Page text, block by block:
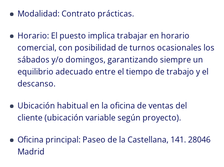
Modalidad: Contrato prácticas.
Horario: El puesto implica trabajar en horario
comercial, con posibilidad de turnos ocasionales los
sábados y/o domingos, garantizando siempre un
equilibrio adecuado entre el tiempo de trabajo y el
descanso.
Ubicación habitual en la oficina de ventas del
cliente (ubicación variable según proyecto).
Oficina principal: Paseo de la Castellana, 141. 28046
Madrid